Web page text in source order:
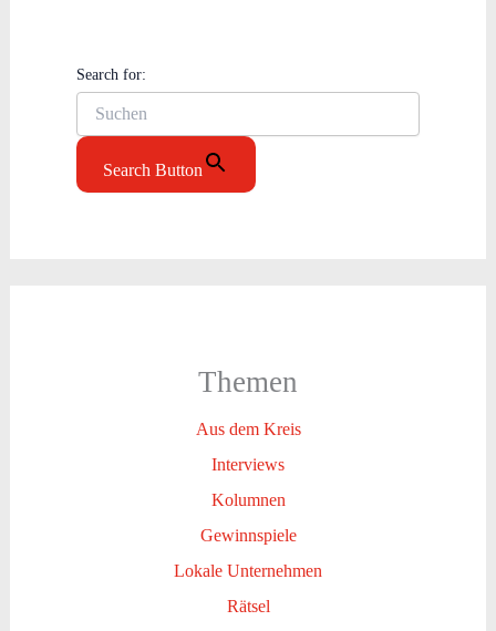
Search for:
Search Button
Themen
Aus dem Kreis
Interviews
Kolumnen
Gewinnspiele
Lokale Unternehmen
Rätsel